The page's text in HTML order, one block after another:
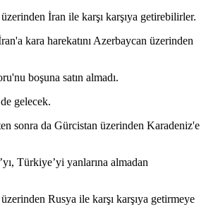
İran ile karşı karşıya getirebilirler.
kara harekatını Azerbaycan üzerinden
boşuna satın almadı.
gelecek.
sonra da Gürcistan üzerinden Karadeniz'e
Türkiye’yi yanlarına almadan
Rusya ile karşı karşıya getirmeye